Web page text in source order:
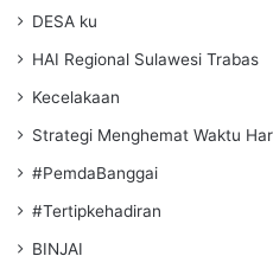
DESA ku
HAI Regional Sulawesi Trabas
Kecelakaan
Strategi Menghemat Waktu
#PemdaBanggai
#Tertipkehadiran
BINJAI